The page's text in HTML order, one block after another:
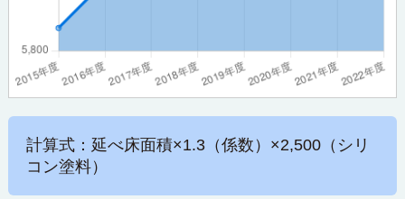
計算式：延べ床面積×1.3（係数）×2,500（シリ
コン塗料）